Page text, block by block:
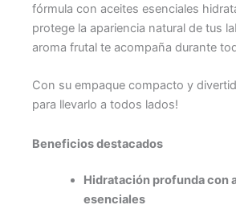
fórmula con aceites esenciales
protege la apariencia natural de tus
aroma frutal te acompaña durante
Con su empaque compacto y
para llevarlo a todos lados!
Beneficios destacados
Hidratación profunda con
esenciales